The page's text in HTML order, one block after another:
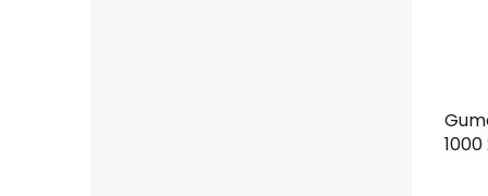
1000